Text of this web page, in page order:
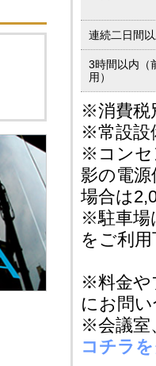
連続二日間
3時間以内（
用）
※消費税
※常設設
※コンセ
影の電
場合は
※駐車場
をご利
※料金や
にお問
※会議室
コチラ